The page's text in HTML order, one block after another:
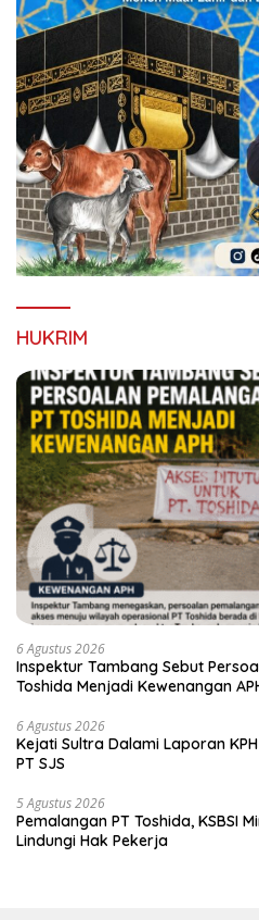
HUKRIM
6 Agustus 2026
Inspektur Tambang Sebut
Toshida Menjadi Kewenangan
6 Agustus 2026
Kejati Sultra Dalami Laporan
PT SJS
5 Agustus 2026
Pemalangan PT Toshida, KSBSI
Lindungi Hak Pekerja